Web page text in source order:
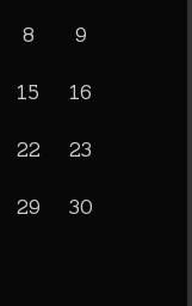
8 9
15 16
22 23
29 30